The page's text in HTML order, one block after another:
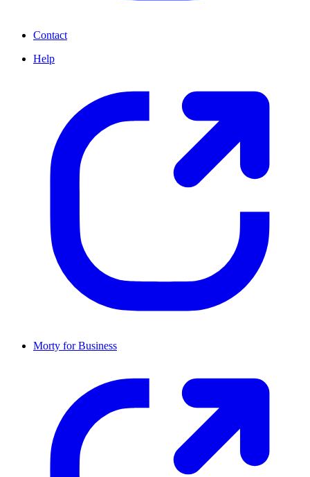
Contact
Help
Morty for Business